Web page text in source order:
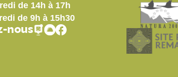
de 14h à 17h
de 9h à 15h30
nous